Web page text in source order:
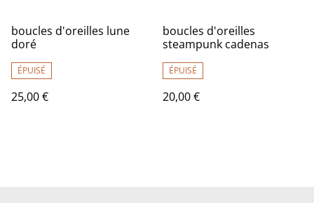
boucles d'oreilles lune
doré
ÉPUISÉ
25,00 €
boucles d'oreilles
steampunk cadenas
ÉPUISÉ
20,00 €